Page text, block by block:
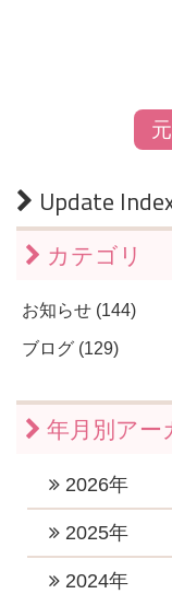
Update
カテゴリ
お知らせ (144)
ブログ (129)
年月別ア
2026年
2026年7月 (1)
2025年
2025年11月 (1)
2024年